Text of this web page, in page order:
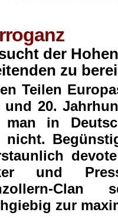
der
zu
Teilen
und 20.
man in
nicht.
und
zur